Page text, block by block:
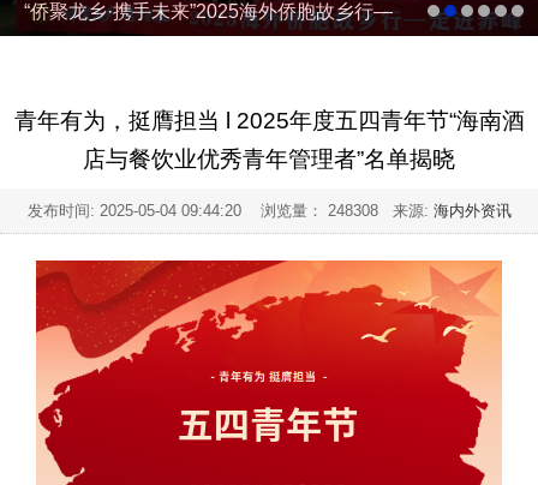
“侨聚龙乡·携手未来”2025海外侨胞故乡行—
青年有为，挺膺担当 l 2025年度五四青年节“海南酒
店与餐饮业优秀青年管理者”名单揭晓
发布时间: 2025-05-04 09:44:20浏览量： 248308 来源: 海内外资讯